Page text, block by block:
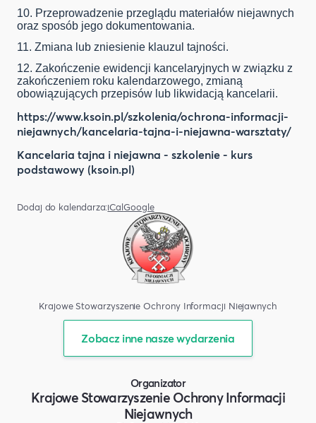
10. Przeprowadzenie przeglądu materiałów niejawnych
oraz sposób jego dokumentowania.
11. Zmiana lub zniesienie klauzul tajności.
12. Zakończenie ewidencji kancelaryjnych w związku z
zakończeniem roku kalendarzowego, zmianą
obowiązujących przepisów lub likwidacją kancelarii.
https://www.ksoin.pl/szkolenia/ochrona-informacji-
niejawnych/kancelaria-tajna-i-niejawna-warsztaty/
Kancelaria tajna i niejawna - szkolenie - kurs
podstawowy (ksoin.pl)
Dodaj do kalendarza:iCalGoogle
Krajowe Stowarzyszenie Ochrony Informacji Niejawnych
Zobacz inne nasze wydarzenia
Organizator
Krajowe Stowarzyszenie Ochrony Informacji
Niejawnych